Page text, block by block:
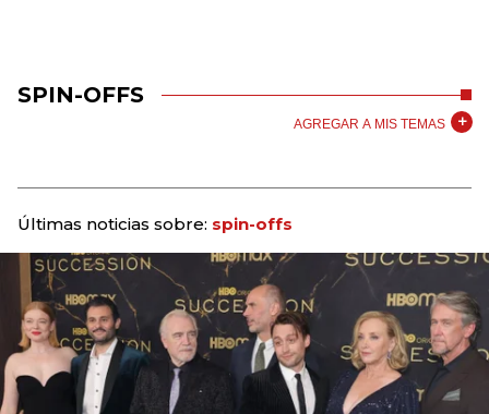
SPIN-OFFS
AGREGAR A MIS TEMAS
Últimas noticias sobre: spin-offs